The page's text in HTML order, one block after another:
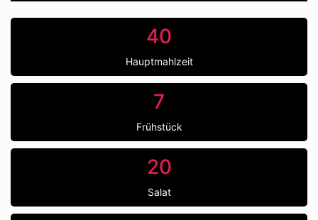
40
Hauptmahlzeit
7
Frühstück
20
Salat